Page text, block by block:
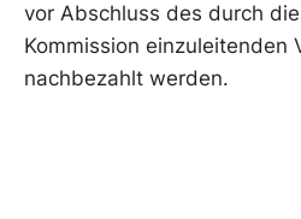
vor Abschluss des durch
Kommission einzuleitenden
nachbezahlt werden.